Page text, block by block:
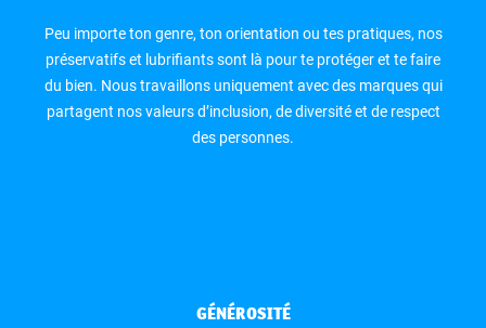
Peu importe ton genre, ton orientation ou tes pratiques, nos
préservatifs et lubrifiants sont là pour te protéger et te faire
du bien. Nous travaillons uniquement avec des marques qui
partagent nos valeurs d’inclusion, de diversité et de respect
des personnes.
GÉNÉROSITÉ